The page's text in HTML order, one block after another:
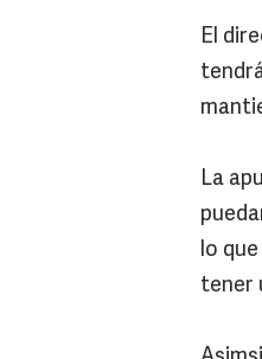
El
La
lo
tener